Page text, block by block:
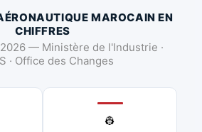
MAROCAIN EN
CHIFFRES
— Ministère de l'Industrie ·
· Office des Changes
👷